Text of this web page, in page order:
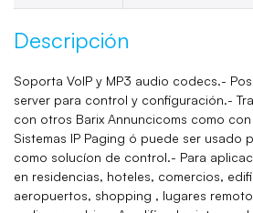
Descripción
Soporta VoIP y MP3 audio codecs.-
server para control y configuración.-
con otros Barix Annuncicoms como
Sistemas IP Paging ó puede ser usado
como solucíon de control.- Para
en residencias, hoteles, comercios,
aeropuertos, shopping , lugares